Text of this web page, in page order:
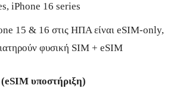
iPhone 16 series
15 & 16 στις ΗΠΑ είναι eSIM-only,
φυσική SIM + eSIM
υποστήριξη)